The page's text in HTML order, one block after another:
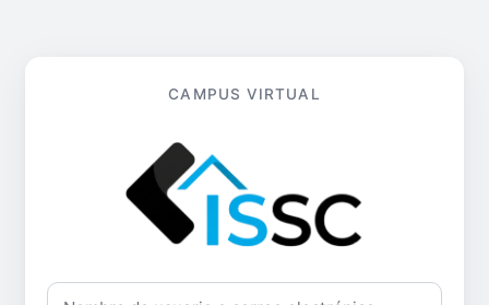
Nombre de usuario o correo electrónico